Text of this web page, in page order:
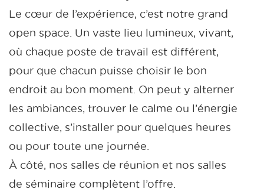
Le cœur de l’expérience, c’est notre grand
open space. Un vaste lieu lumineux, vivant,
où chaque poste de travail est différent,
pour que chacun puisse choisir le bon
endroit au bon moment. On peut y alterner
les ambiances, trouver le calme ou l’énergie
collective, s’installer pour quelques heures
ou pour toute une journée.
À côté, nos salles de réunion et nos salles
de séminaire complètent l’offre.